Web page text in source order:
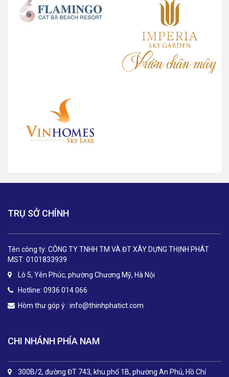
TRỤ SỞ CHÍNH
Tên công ty: CÔNG TY TNHH TM VÀ ĐT XÂY DỰNG THỊNH PHÁT
MST: 0101833939
Lô 5, Yên Phúc, phường Chương Mỹ, Hà Nội
Hotline: 0936 014 066
Hòm thư góp ý : info@thinhphatict.com
CHI NHÁNH PHÍA NAM
300B/2, đường ĐT 743, khu phố 1B, phường An Phú, Hồ Chí